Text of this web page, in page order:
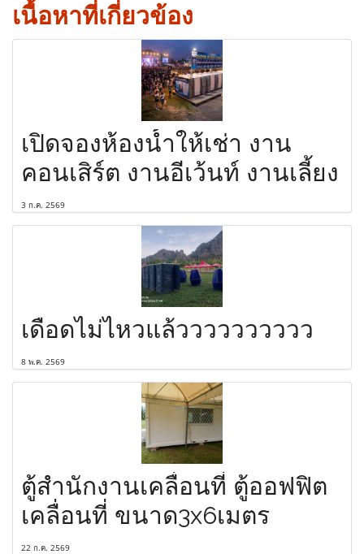
เนื้อหาที่เกี่ยวข้อง
เปิดจองห้องน้ำให้เช่า งาน
คอนเสิร์ต งานอีเว้นท์ งานเลี้ยง
3 ก.ค. 2569
เดือดไม่ไหวแล้วววววววววว
8 พ.ค. 2569
ตู้สำนักงานเคลื่อนที่ ตู้ออฟฟิต
เคลื่อนที่ ขนาด3x6เมตร
22 ก.ค. 2569